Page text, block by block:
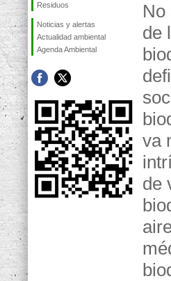
Residuos
Noticias y alertas
Actualidad ambiental
Agenda Ambiental
No
de
va
de